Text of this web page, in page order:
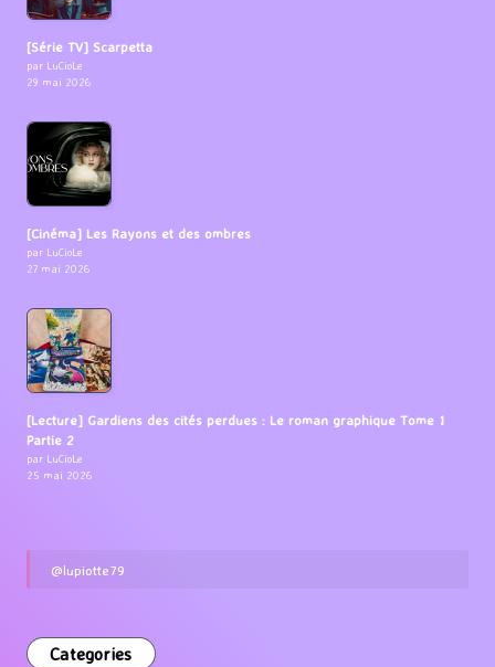
[Série TV] Scarpetta
par LuCioLe
29 mai 2026
[Cinéma] Les Rayons et des ombres
par LuCioLe
27 mai 2026
[Lecture] Gardiens des cités perdues : Le roman graphique Tome 1
Partie 2
par LuCioLe
25 mai 2026
@lupiotte79
Categories